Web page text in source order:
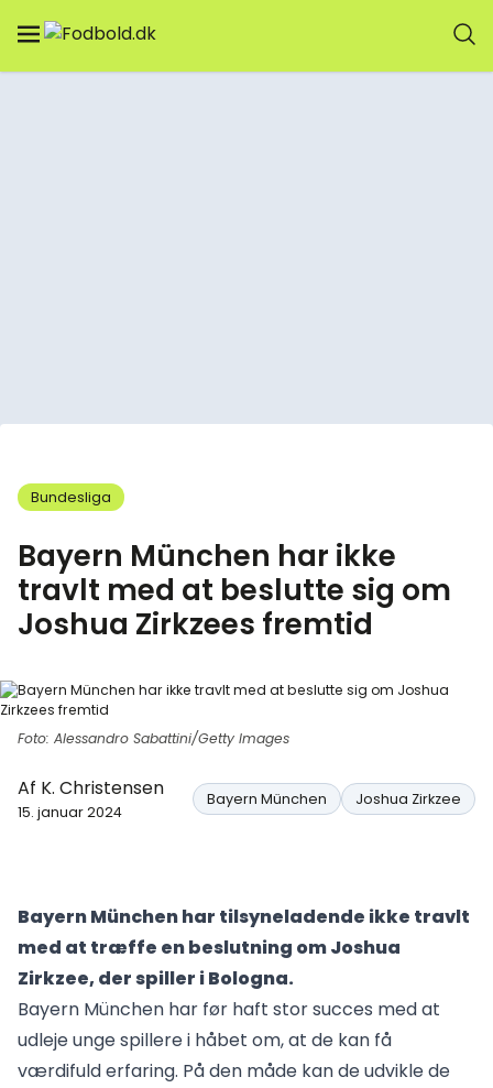
Bundesliga
Bayern München har ikke
travlt med at beslutte sig om
Joshua Zirkzees fremtid
Foto: Alessandro Sabattini/Getty Images
Af K. Christensen
15. januar 2024
Bayern München Joshua Zirkzee
Bayern München har tilsyneladende ikke travlt
med at træffe en beslutning om Joshua
Zirkzee, der spiller i Bologna.
Bayern München har før haft stor succes med at
udleje unge spillere i håbet om, at de kan få
værdifuld erfaring. På den måde kan de udvikle de